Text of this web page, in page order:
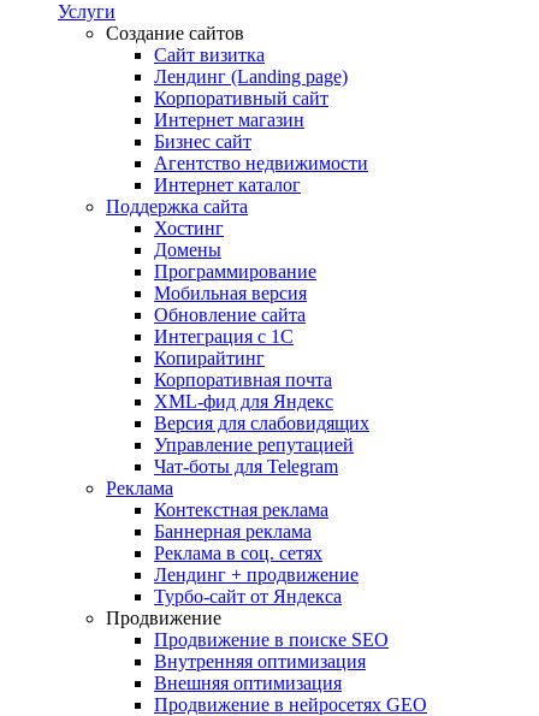
Услуги
Создание сайтов
Сайт визитка
Лендинг (Landing page)
Корпоративный сайт
Интернет магазин
Бизнес сайт
Агентство недвижимости
Интернет каталог
Поддержка сайта
Хостинг
Домены
Программирование
Мобильная версия
Обновление сайта
Интеграция с 1С
Копирайтинг
Корпоративная почта
XML-фид для Яндекс
Версия для слабовидящих
Управление репутацией
Чат-боты для Telegram
Реклама
Контекстная реклама
Баннерная реклама
Реклама в соц. сетях
Лендинг + продвижение
Турбо-сайт от Яндекса
Продвижение
Продвижение в поиске SEO
Внутренняя оптимизация
Внешняя оптимизация
Продвижение в нейросетях GEO